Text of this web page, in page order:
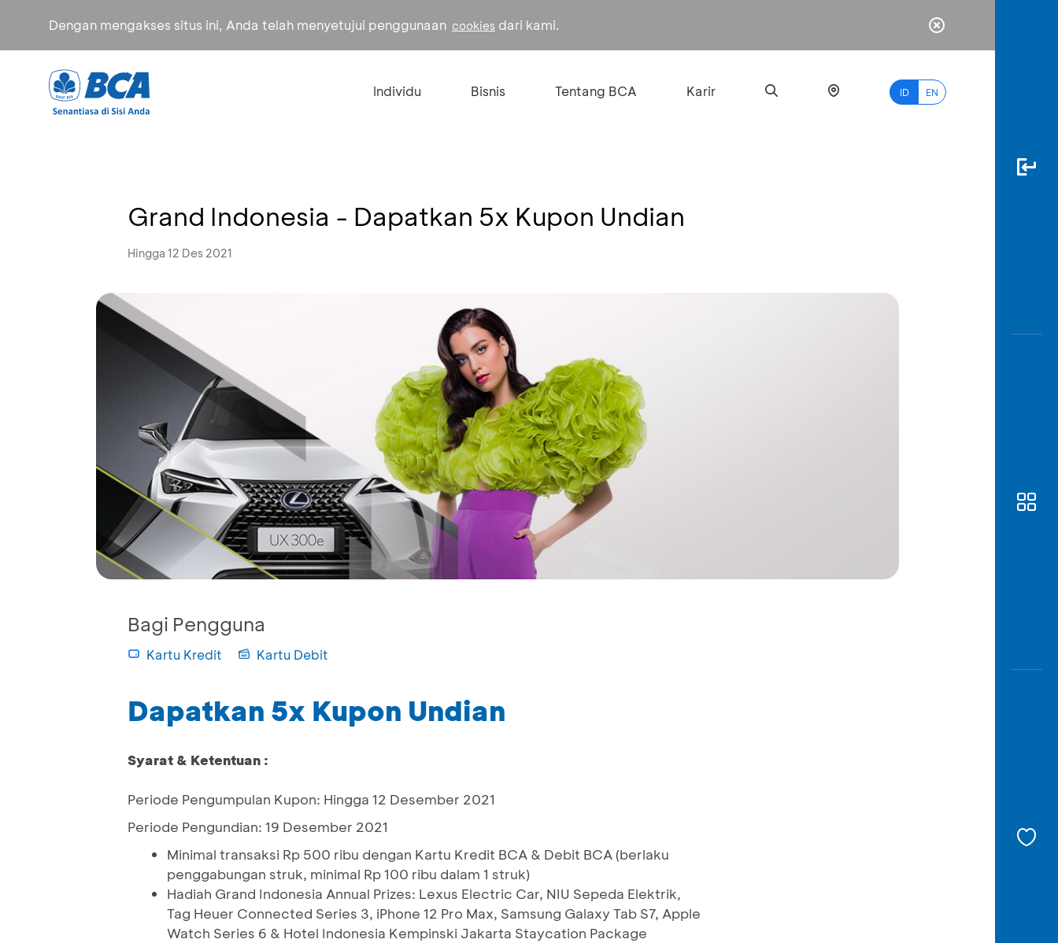
Dengan mengakses situs ini, Anda telah menyetujui penggunaan cookies dari kami.
Individu Bisnis Tentang BCA Karir ID EN
Grand Indonesia - Dapatkan 5x Kupon Undian
Hingga 12 Des 2021
Bagi Pengguna
Kartu Kredit Kartu Debit
Dapatkan 5x Kupon Undian
Syarat & Ketentuan :
Periode Pengumpulan Kupon: Hingga 12 Desember 2021
Periode Pengundian: 19 Desember 2021
Minimal transaksi Rp 500 ribu dengan Kartu Kredit BCA & Debit BCA (berlaku
penggabungan struk, minimal Rp 100 ribu dalam 1 struk)
Hadiah Grand Indonesia Annual Prizes: Lexus Electric Car, NIU Sepeda Elektrik,
Tag Heuer Connected Series 3, iPhone 12 Pro Max, Samsung Galaxy Tab S7, Apple
Watch Series 6 & Hotel Indonesia Kempinski Jakarta Staycation Package